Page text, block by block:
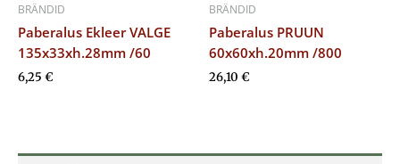
BRÄNDID
Paberalus Ekleer VALGE
135x33xh.28mm /60
6,25 €
BRÄNDID
Paberalus PRUUN
60x60xh.20mm /800
26,10 €